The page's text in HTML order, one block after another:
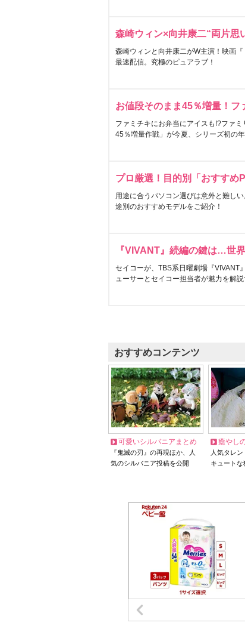
森崎ウィン×向井康二“両片思
森崎ウィンと向井康二がW主演！映画
最速配信。究極のピュアラブ！
お値段そのまま45％増量！フ
ファミチキにお弁当にアイスも!?ファ
45％増量作戦」が今夏、シリーズ初の年
プロ厳選！目的別「おすすめ
用途に合うパソコン選びは意外と難し
途別のおすすめモデルをご紹介！
『VIVANT』続編の鍵は…世
セイコーが、TBS系日曜劇場『VIVANT
ューサーとセイコー担当者が魅力を解説
おすすめコンテンツ
可愛いシルバニアまとめ
『鬼滅の刃』の再現ほか、人
気のシルバニア投稿を公開
癒やし
人気タレ
キュートな